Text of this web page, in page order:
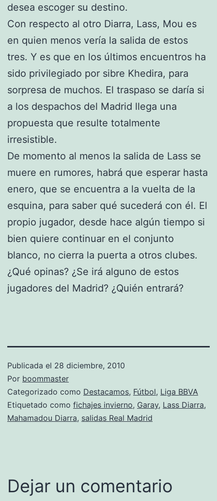
desea escoger su destino.
Con respecto al otro Diarra, Lass, Mou es
en quien menos vería la salida de estos
tres. Y es que en los últimos encuentros ha
sido privilegiado por sibre Khedira, para
sorpresa de muchos. El traspaso se daría si
a los despachos del Madrid llega una
propuesta que resulte totalmente
irresistible.
De momento al menos la salida de Lass se
muere en rumores, habrá que esperar hasta
enero, que se encuentra a la vuelta de la
esquina, para saber qué sucederá con él. El
propio jugador, desde hace algún tiempo si
bien quiere continuar en el conjunto
blanco, no cierra la puerta a otros clubes.
¿Qué opinas? ¿Se irá alguno de estos
jugadores del Madrid? ¿Quién entrará?
Publicada el 28 diciembre, 2010
Por boommaster
Categorizado como Destacamos, Fútbol, Liga BBVA
Etiquetado como fichajes invierno, Garay, Lass Diarra,
Mahamadou Diarra, salidas Real Madrid
Dejar un comentario